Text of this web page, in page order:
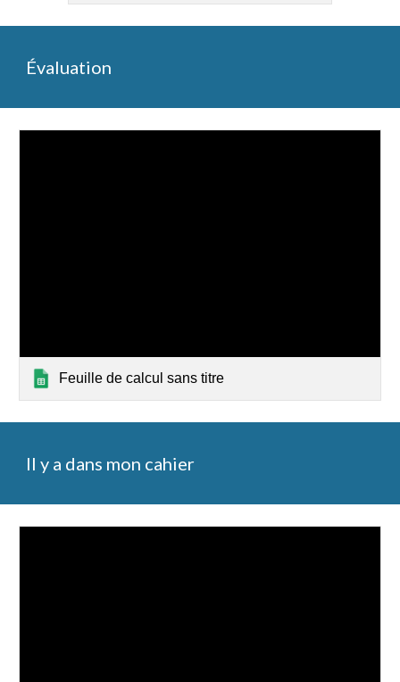
Évaluation
Feuille de calcul sans titre
Il y a dans mon cahier